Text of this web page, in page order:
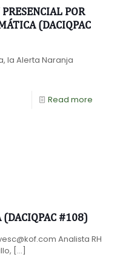
POR
(DACIQPAC
la Alerta Naranja
Read more
(DACIQPAC #108)
Analista RH
[…]